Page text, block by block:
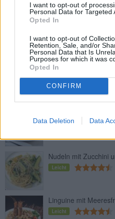
I want to opt-out of
Personal Data for Targeted
Opted In
I want to opt-out of
Retention, Sale, and/or
Personal Data that Is
Purposes for which it was
Opted In
CONFIRM
Data Deletion Data
Pasta mit
Leicht
Nudeln mit
Leicht
Mittel
Nudeln mit Zucchini
Leicht
Linguine mit
Leicht